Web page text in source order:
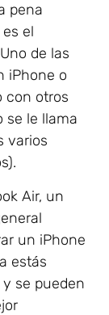
pena
el
de las
iPhone o
con otros
se le llama
varios
Air, un
un iPhone
estás
se pueden